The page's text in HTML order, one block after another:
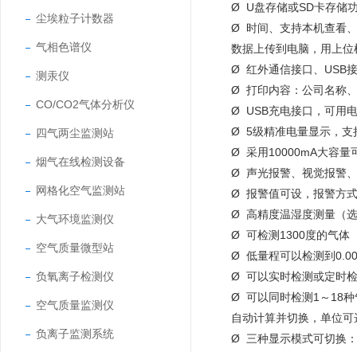
尘埃粒子计数器
气相色谱仪
测汞仪
CO/CO2气体分析仪
四气两尘监测站
烟气在线检测设备
网格化空气监测站
大气环境监测仪
空气质量微型站
负氧离子检测仪
空气质量监测仪
负离子监测系统
Ø U盘存储或SD卡存储
Ø 时间、支持本机查看
数据上传到电脑，用上
Ø 红外通信接口、USB
Ø 打印内容：公司名称
Ø USB充电接口，可用
Ø 5级精准电量显示，支
Ø 采用10000mA大容量
Ø 声光报警、视觉报警
Ø 报警值可设，报警方
Ø 高精度温湿度测量（
Ø 可检测1300度的气体
Ø 低量程可以检测到
Ø 可以实时检测或定时
Ø 可以同时检测1～18种
自动计算并切换，单位
Ø 三种显示模式可切换